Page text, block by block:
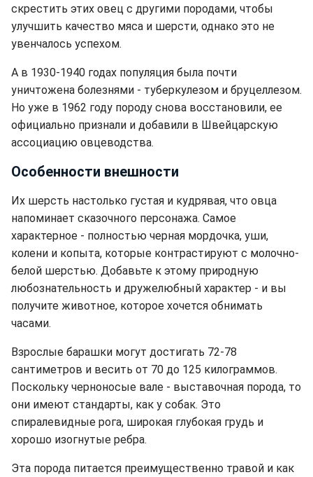
скрестить этих овец с другими породами, чтобы
улучшить качество мяса и шерсти, однако это не
увенчалось успехом.
А в 1930-1940 годах популяция была почти
уничтожена болезнями - туберкулезом и бруцеллезом.
Но уже в 1962 году породу снова восстановили, ее
официально признали и добавили в Швейцарскую
ассоциацию овцеводства.
Особенности внешности
Их шерсть настолько густая и кудрявая, что овца
напоминает сказочного персонажа. Самое
характерное - полностью черная мордочка, уши,
колени и копыта, которые контрастируют с молочно-
белой шерстью. Добавьте к этому природную
любознательность и дружелюбный характер - и вы
получите животное, которое хочется обнимать
часами.
Взрослые барашки могут достигать 72-78
сантиметров и весить от 70 до 125 килограммов.
Поскольку черноносые вале - выставочная порода, то
они имеют стандарты, как у собак. Это
спиралевидные рога, широкая глубокая грудь и
хорошо изогнутые ребра.
Эта порода питается преимущественно травой и как